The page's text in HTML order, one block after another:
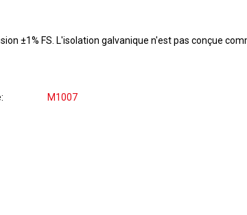
±1% FS. L'isolation galvanique n'est pas conçue
M1007